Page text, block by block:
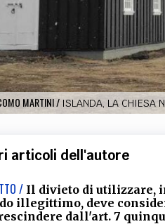
MARTINI/ ISLANDA, LA CHIESA
articoli dell'autore
/ Il divieto di utilizzare,
illegittimo, deve
dall'art. 7